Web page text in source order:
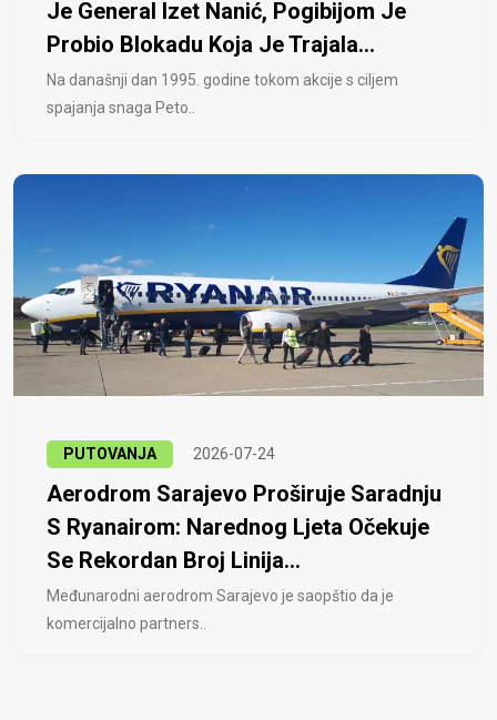
Je General Izet Nanić, Pogibijom Je
Probio Blokadu Koja Je Trajala...
Na današnji dan 1995. godine tokom akcije s ciljem
spajanja snaga Peto..
PUTOVANJA 2026-07-24
Aerodrom Sarajevo Proširuje Saradnju
S Ryanairom: Narednog Ljeta Očekuje
Se Rekordan Broj Linija...
Međunarodni aerodrom Sarajevo je saopštio da je
komercijalno partners..